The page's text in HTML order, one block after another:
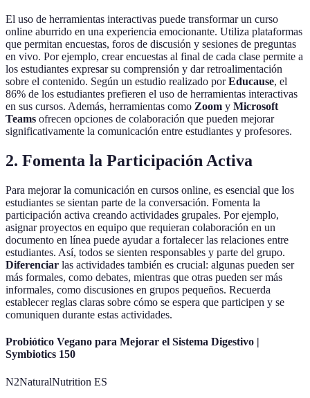
El uso de herramientas interactivas puede transformar un curso
online aburrido en una experiencia emocionante. Utiliza plataformas
que permitan encuestas, foros de discusión y sesiones de preguntas
en vivo. Por ejemplo, crear encuestas al final de cada clase permite a
los estudiantes expresar su comprensión y dar retroalimentación
sobre el contenido. Según un estudio realizado porEducause, el
86% de los estudiantes prefieren el uso de herramientas interactivas
en sus cursos. Además, herramientas como Zoom y Microsoft
Teams ofrecen opciones de colaboración que pueden mejorar
significativamente la comunicación entre estudiantes y profesores.
2. Fomenta la Participación Activa
Para mejorar la comunicación en cursos online, es esencial que los
estudiantes se sientan parte de la conversación. Fomenta la
participación activa creando actividades grupales. Por ejemplo,
asignar proyectos en equipo que requieran colaboración en un
documento en línea puede ayudar a fortalecer las relaciones entre
estudiantes. Así, todos se sienten responsables y parte del grupo.
Diferenciar las actividades también es crucial: algunas pueden ser
más formales, como debates, mientras que otras pueden ser más
informales, como discusiones en grupos pequeños. Recuerda
establecer reglas claras sobre cómo se espera que participen y se
comuniquen durante estas actividades.
Probiótico Vegano para Mejorar el Sistema Digestivo |
Symbiotics 150
N2NaturalNutrition ES